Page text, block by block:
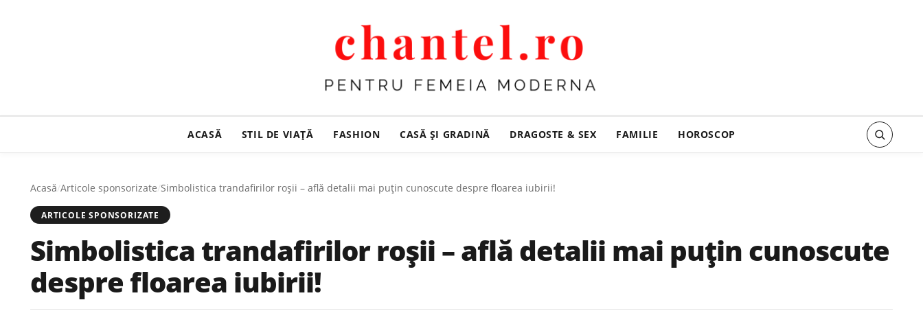
ACASĂ STIL DE VIAȚĂ FASHION CASĂ ŞI GRADINĂ DRAGOSTE & SEX FAMILIE HOROSCOP
Acasă/Articole sponsorizate/Simbolistica trandafirilor roșii – află detalii mai puțin cunoscute despre floarea iubirii!
ARTICOLE SPONSORIZATE
Simbolistica trandafirilor roșii – află detalii mai puțin cunoscute
despre floarea iubirii!